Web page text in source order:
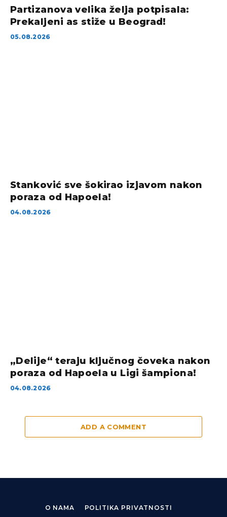
Partizanova velika želja potpisala:
Prekaljeni as stiže u Beograd!
05.08.2026
Stanković sve šokirao izjavom nakon
poraza od Hapoela!
04.08.2026
„Delije“ teraju ključnog čoveka nakon
poraza od Hapoela u Ligi šampiona!
04.08.2026
ADD A COMMENT
O NAMA POLITIKA PRIVATNOSTI